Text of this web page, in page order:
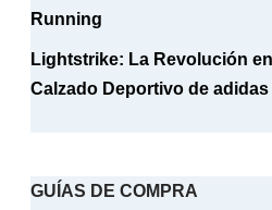
Running
Lightstrike: La Revolución en
Calzado Deportivo de adidas
GUÍAS DE COMPRA